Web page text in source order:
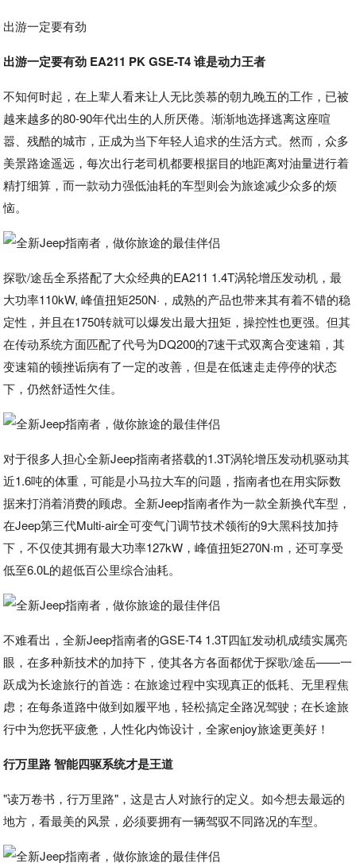
出游一定要有劲
出游一定要有劲 EA211 PK GSE-T4 谁是动力王者
不知何时起，在上辈人看来让人无比羡慕的朝九晚五的工作，已被
越来越多的80-90年代出生的人所厌倦。渐渐地选择逃离这座喧
嚣、残酷的城市，正成为当下年轻人追求的生活方式。然而，众多
美景路途遥远，每次出行老司机都要根据目的地距离对油量进行着
精打细算，而一款动力强低油耗的车型则会为旅途减少众多的烦
恼。
探歌/途岳全系搭配了大众经典的EA211 1.4T涡轮增压发动机，最
大功率110kW, 峰值扭矩250N·，成熟的产品也带来其有着不错的稳
定性，并且在1750转就可以爆发出最大扭矩，操控性也更强。但其
在传动系统方面匹配了代号为DQ200的7速干式双离合变速箱，其
变速箱的顿挫诟病有了一定的改善，但是在低速走走停停的状态
下，仍然舒适性欠佳。
对于很多人担心全新Jeep指南者搭载的1.3T涡轮增压发动机驱动其
近1.6吨的体重，可能是小马拉大车的问题，指南者也在用实际数
据来打消着消费的顾虑。全新Jeep指南者作为一款全新换代车型，
在Jeep第三代Multi-air全可变气门调节技术领衔的9大黑科技加持
下，不仅使其拥有最大功率127kW，峰值扭矩270N·m，还可享受
低至6.0L的超低百公里综合油耗。
不难看出，全新Jeep指南者的GSE-T4 1.3T四缸发动机成绩实属亮
眼，在多种新技术的加持下，使其各方各面都优于探歌/途岳——一
跃成为长途旅行的首选：在旅途过程中实现真正的低耗、无里程焦
虑；在每条道路中做到如履平地，轻松搞定全路况驾驶；在长途旅
行中为您抚平疲惫，人性化内饰设计，全家enjoy旅途更美好！
行万里路 智能四驱系统才是王道
"读万卷书，行万里路"，这是古人对旅行的定义。如今想去最远的
地方，看最美的风景，必须要拥有一辆驾驭不同路况的车型。